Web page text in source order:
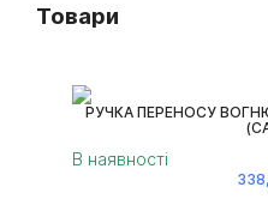
Товари
РУЧКА ПЕРЕНОСУ ВОГНЮ
В наявності
338,